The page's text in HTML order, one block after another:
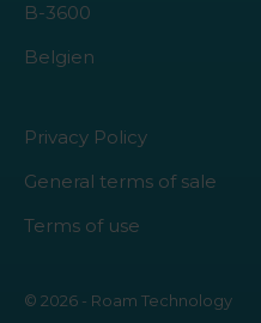
B-3600
Belgien
Privacy Policy
General terms of sale
Terms of use
© 2026 - Roam Technology